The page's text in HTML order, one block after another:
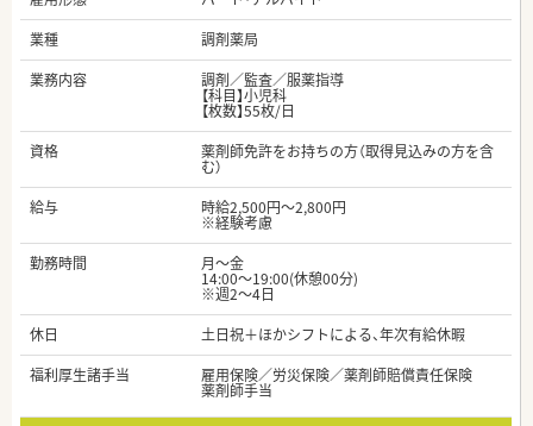
業種
調剤薬局
業務内容
調剤／監査／服薬指導
【科目】小児科
【枚数】55枚/日
資格
薬剤師免許をお持ちの方（取得見込みの方を含
む）
給与
時給2,500円～2,800円
※経験考慮
勤務時間
月～金
14:00～19:00(休憩00分)
※週2～4日
休日
土日祝＋ほかシフトによる、年次有給休暇
福利厚生諸手当
雇用保険／労災保険／薬剤師賠償責任保険
薬剤師手当